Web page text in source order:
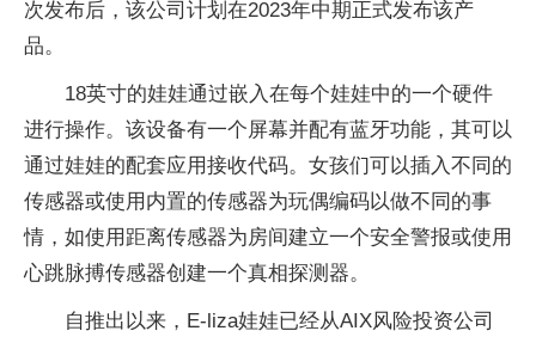
次发布后，该公司计划在2023年中期正式发布该产
品。
18英寸的娃娃通过嵌入在每个娃娃中的一个硬件
进行操作。该设备有一个屏幕并配有蓝牙功能，其可以
通过娃娃的配套应用接收代码。女孩们可以插入不同的
传感器或使用内置的传感器为玩偶编码以做不同的事
情，如使用距离传感器为房间建立一个安全警报或使用
心跳脉搏传感器创建一个真相探测器。
自推出以来，E-liza娃娃已经从AIX风险投资公司